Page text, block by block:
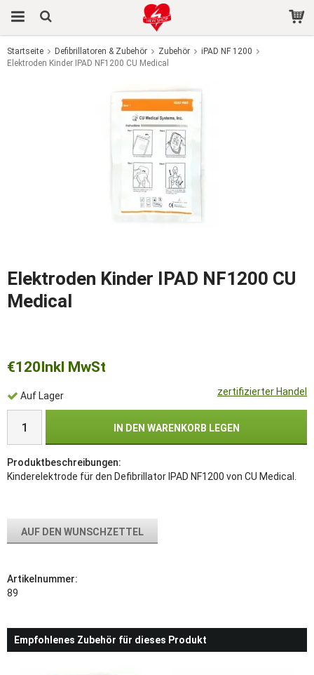
Das Produkt wurde in Ihren Warenkorb gelegt
Startseite Defibrillatoren & Zubehör Zubehör
iPAD NF 1200
Elektroden Kinder IPAD NF1200 CU Medical
Elektroden Kinder IPAD NF1200 CU
Medical
zertifizierter Handel
€120Inkl MwSt
Auf Lager
IN DEN WARENKORB LEGEN
Produktbeschreibungen:
Kinderelektrode für den Defibrillator IPAD NF1200 von CU Medical.
AUF DEN WUNSCHZETTEL
Artikelnummer:
89
Empfohlenes Zubehör für dieses Produkt